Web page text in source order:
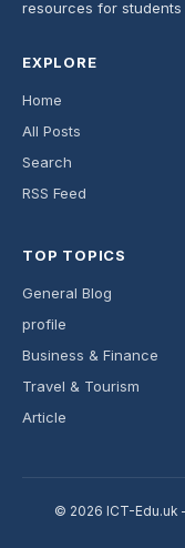
resources for
EXPLORE
Home
All Posts
Search
RSS Feed
TOP TOPICS
General Blog
profile
Business & Finance
Travel & Tourism
Article
© 2026 ICT-Edu.uk